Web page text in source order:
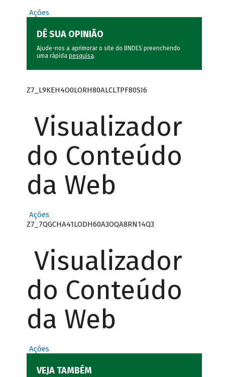
Ações
DÊ SUA OPINIÃO
Ajude-nos a aprimorar o site do BNDES preenchendo
uma rápida pesquisa.
Z7_L9KEH4O0LORH80ALCLTPF80SI6
Visualizador
do Conteúdo
da Web
Ações
Z7_7QGCHA41LODH60A3OQA8RN14Q3
Visualizador
do Conteúdo
da Web
Ações
VEJA TAMBÉM